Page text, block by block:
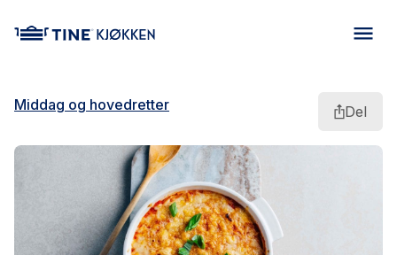
Middag og hovedretter Del